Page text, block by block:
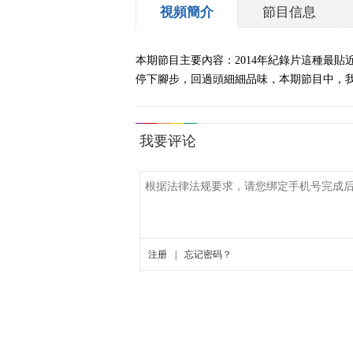
視頻簡介 節目信息
本期節目主要內容：2014年紀錄片這種最
停下腳步，回過頭細細品味，本期節目中，